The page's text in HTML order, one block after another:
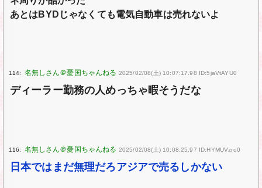
あとはBYDじゃなくても電気自動車は売れないよ
114: 2025/02/08(土) 10:07:17.98 ID:5jaVtAYU0
ディーラー勤務の人めっちゃ暇そうだな
116: 2025/02/08(土) 10:08:25.97 ID:HYMUVzro0
日本ではまだ無理だろアジアで売るしかない